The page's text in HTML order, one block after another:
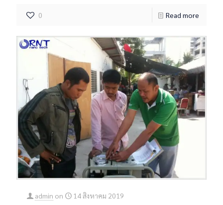
0 Read more
admin on 14 สิงหาคม 2019